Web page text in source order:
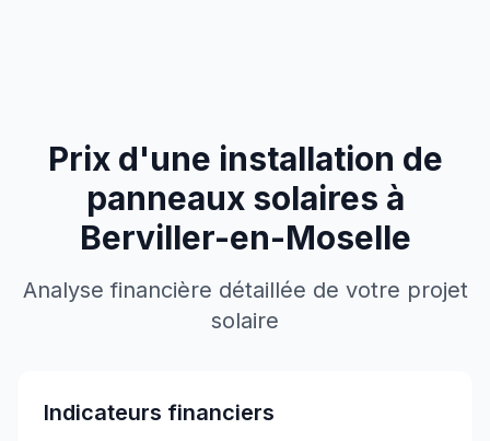
Prix d'une installation de
panneaux solaires à
Berviller-en-Moselle
Analyse financière détaillée de votre projet
solaire
Indicateurs financiers